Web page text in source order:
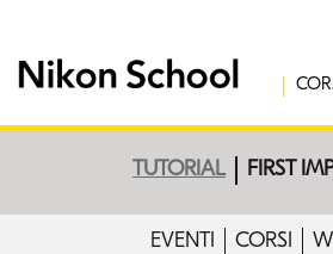
TUTORIAL FIRST
EVENTI CORSI